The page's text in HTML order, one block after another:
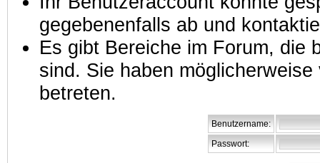
gegebenenfalls ab und
Es gibt Bereiche im Forum, die
sind. Sie haben
betreten.
Benutzername:
Passwort: